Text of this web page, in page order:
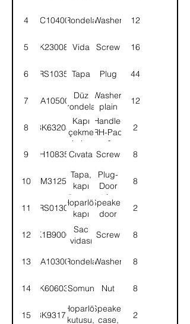
4 WC104001RondelaWasher 12
5 8K230080Vida Screw 16
6 58RS103568Tapa Plug 44
7 WA105004
Düz
rondela
Washer,
plain
12
8 8K63203
Kapı
çekme
kolu-
Sağ
Handle-
RH-Pad
door&cab
inner
2
9 SH108351Cıvata Screw 8
10 8M31258
Tapa,
kapı
döşemesi
Plug-
Door
trim
8
1152RS013038
Hoparlör,
kapı
Speaker,
door
2
12 K1B9000
Sac
vidası
Screw 8
13 WA103001RondelaWasher 8
14 AK606031Somun Nut 8
15 8K93177
Hoparlör
kutusu,
Speaker
case,
2